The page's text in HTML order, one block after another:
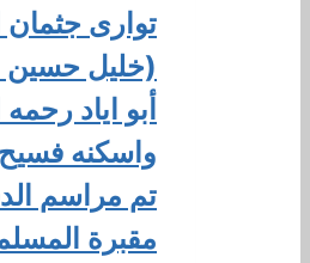
توارى جثمان
(خليل حسين
أبو اياد رحمه
واسكنه
تم مراسم
مقبرة